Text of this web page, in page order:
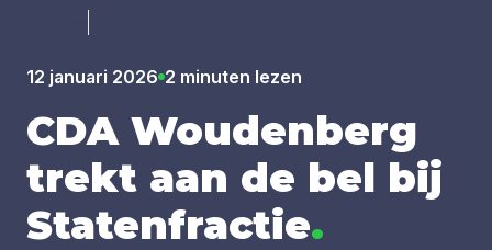
12 januari 2026 2 minuten lezen
CDAWou­den­berg
trekt aan de bel bij
Sta­ten­frac­tie.